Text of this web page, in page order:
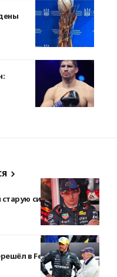
силовую
в Ferrari